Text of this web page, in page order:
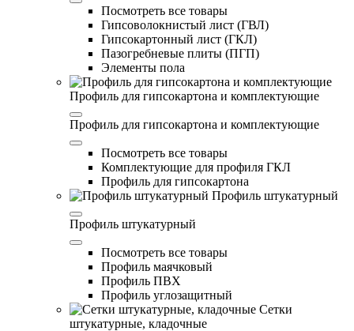
Посмотреть все товары
Гипсоволокнистый лист (ГВЛ)
Гипсокартонный лист (ГКЛ)
Пазогребневые плиты (ПГП)
Элементы пола
Профиль для гипсокартона и комплектующие
Профиль для гипсокартона и комплектующие
Посмотреть все товары
Комплектующие для профиля ГКЛ
Профиль для гипсокартона
Профиль штукатурный
Профиль штукатурный
Посмотреть все товары
Профиль маячковый
Профиль ПВХ
Профиль углозащитный
Сетки
штукатурные, кладочные